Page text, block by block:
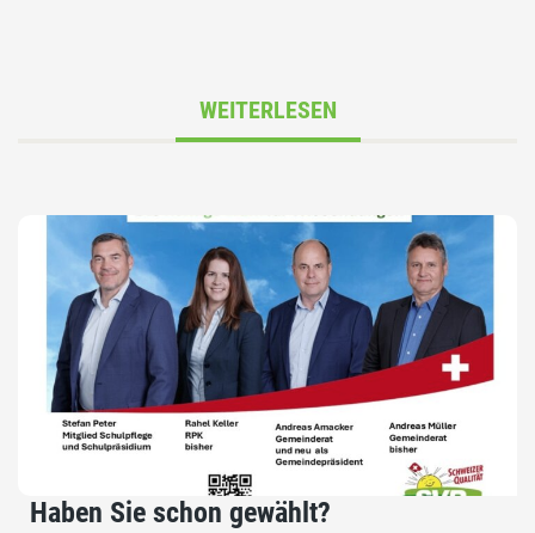
WEITERLESEN
Haben Sie schon gewählt?